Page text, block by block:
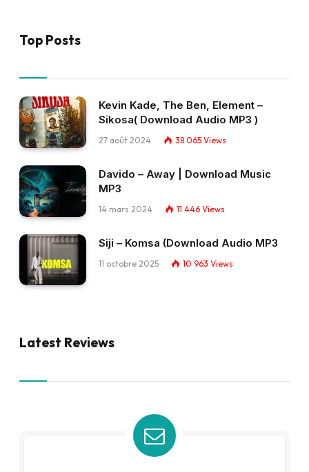
Top Posts
Kevin Kade, The Ben, Element –
Sikosa( Download Audio MP3 )
27 août 2024 38 065 Views
Davido – Away | Download Music
MP3
14 mars 2024 11 446 Views
Siji – Komsa (Download Audio MP3
11 octobre 2025 10 963 Views
Latest Reviews